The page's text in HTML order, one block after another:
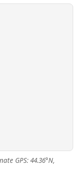
GPS: 44.36°N,